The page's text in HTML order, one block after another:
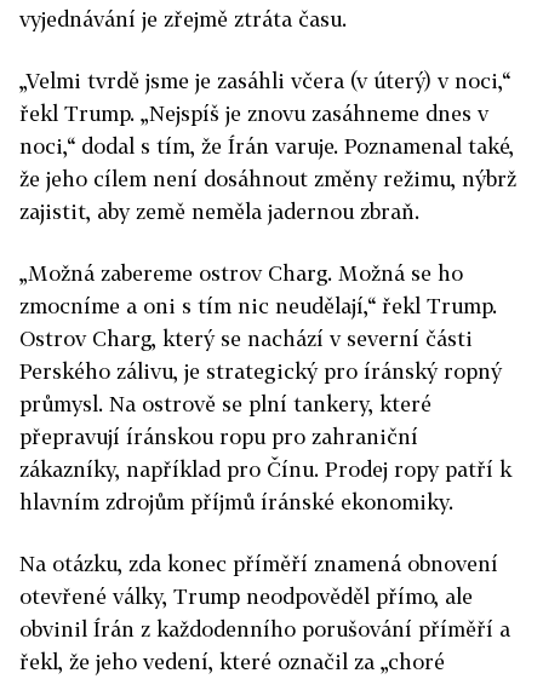
vyjednávání je zřejmě ztráta času.
„Velmi tvrdě jsme je zasáhli včera (v úterý) v noci,“
řekl Trump. „Nejspíš je znovu zasáhneme dnes v
noci,“ dodal s tím, že Írán varuje. Poznamenal také,
že jeho cílem není dosáhnout změny režimu, nýbrž
zajistit, aby země neměla jadernou zbraň.
„Možná zabereme ostrov Charg. Možná se ho
zmocníme a oni s tím nic neudělají,“ řekl Trump.
Ostrov Charg, který se nachází v severní části
Perského zálivu, je strategický pro íránský ropný
průmysl. Na ostrově se plní tankery, které
přepravují íránskou ropu pro zahraniční
zákazníky, například pro Čínu. Prodej ropy patří k
hlavním zdrojům příjmů íránské ekonomiky.
Na otázku, zda konec příměří znamená obnovení
otevřené války, Trump neodpověděl přímo, ale
obvinil Írán z každodenního porušování příměří a
řekl, že jeho vedení, které označil za „choré